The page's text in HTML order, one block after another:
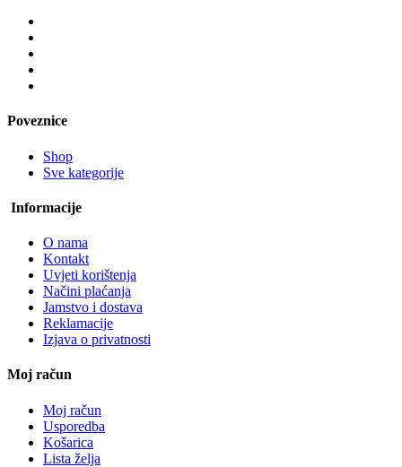
Poveznice
Shop
Sve kategorije
Informacije
O nama
Kontakt
Uvjeti korištenja
Načini plaćanja
Jamstvo i dostava
Reklamacije
Izjava o privatnosti
Moj račun
Moj račun
Usporedba
Košarica
Lista želja